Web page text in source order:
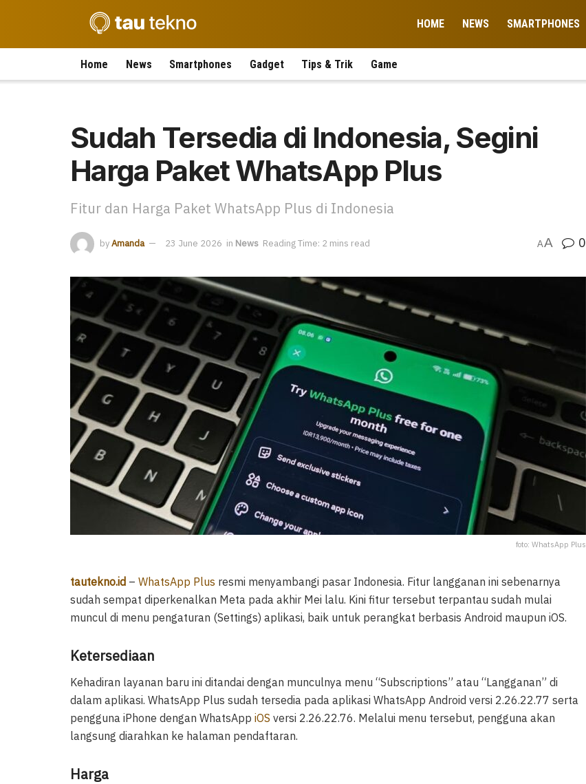
HOME NEWS SMARTPHONES
Home News Smartphones Gadget Tips & Trik Game
Sudah Tersedia di Indonesia, Segini
Harga Paket WhatsApp Plus
Fitur dan Harga Paket WhatsApp Plus di Indonesia
byAmanda 23 June 2026 in News Reading Time: 2 mins read AA 0
foto: WhatsApp Plus
tautekno.id – WhatsApp Plus resmi menyambangi pasar Indonesia. Fitur langganan ini sebenarnya
sudah sempat diperkenalkan Meta pada akhir Mei lalu. Kini fitur tersebut terpantau sudah mulai
muncul di menu pengaturan (Settings) aplikasi, baik untuk perangkat berbasis Android maupun iOS.
Ketersediaan
Kehadiran layanan baru ini ditandai dengan munculnya menu “Subscriptions” atau “Langganan” di
dalam aplikasi. WhatsApp Plus sudah tersedia pada aplikasi WhatsApp Android versi 2.26.22.77 serta
pengguna iPhone dengan WhatsApp iOS versi 2.26.22.76. Melalui menu tersebut, pengguna akan
langsung diarahkan ke halaman pendaftaran.
Harga